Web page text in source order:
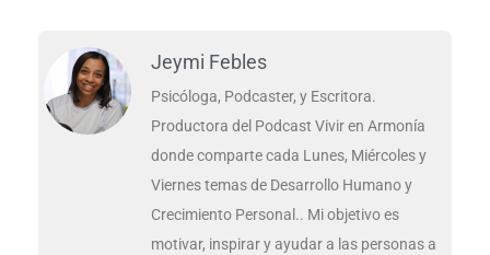
Jeymi Febles
Psicóloga, Podcaster, y Escritora.
Productora del Podcast Vivir en Armonía
donde comparte cada Lunes, Miércoles y
Viernes temas de Desarrollo Humano y
Crecimiento Personal.. Mi objetivo es
motivar, inspirar y ayudar a las personas a